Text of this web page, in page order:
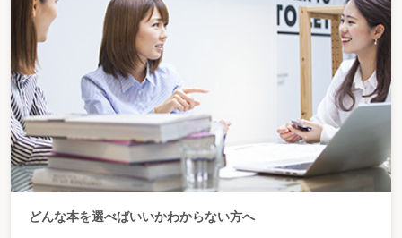
どんな本を選べばいいかわからない方へ